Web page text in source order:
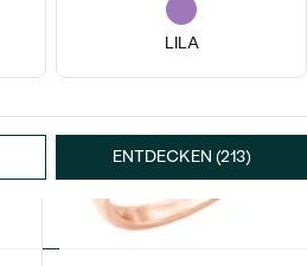
LILA
ENTDECKEN (213)